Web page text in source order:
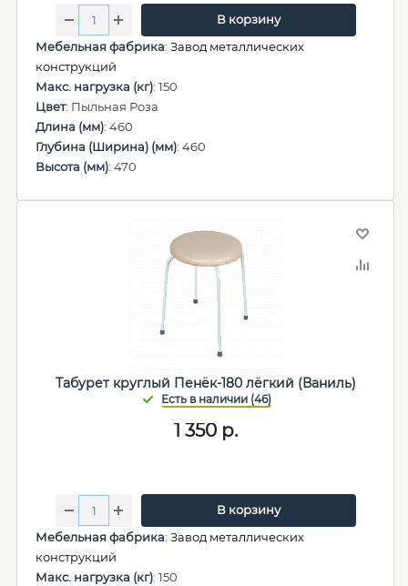
В корзину
Мебельная фабрика: Завод металлических
конструкций
Макс. нагрузка (кг): 150
Цвет: Пыльная Роза
Длина (мм): 460
Глубина (Ширина) (мм): 460
Высота (мм): 470
Табурет круглый Пенёк-180 лёгкий (Ваниль)
1 350 р.
В корзину
Мебельная фабрика: Завод металлических
конструкций
Макс. нагрузка (кг): 150